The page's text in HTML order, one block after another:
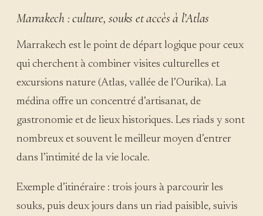
Marrakech : culture, souks et accès à l’Atlas
Marrakech est le point de départ logique pour ceux
qui cherchent à combiner visites culturelles et
excursions nature (Atlas, vallée de l’Ourika). La
médina offre un concentré d’artisanat, de
gastronomie et de lieux historiques. Les riads y sont
nombreux et souvent le meilleur moyen d’entrer
dans l’intimité de la vie locale.
Exemple d’itinéraire : trois jours à parcourir les
souks, puis deux jours dans un riad paisible, suivis